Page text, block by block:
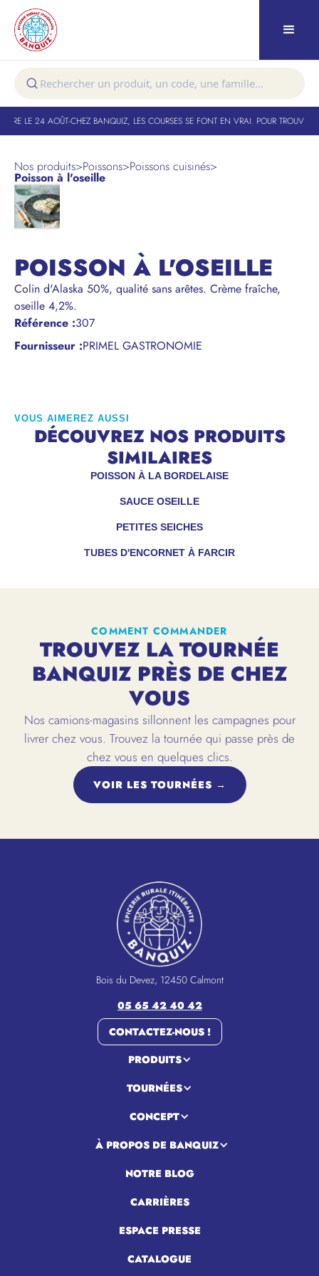
LE 24 AOÛT-CHEZ BANQUIZ, LES COURSES SE FONT EN VRAI. POUR TROUVER
Nos produits>Poissons>Poissons cuisinés>
Poisson à l'oseille
POISSON À L'OSEILLE
Colin d'Alaska 50%, qualité sans arêtes. Crème fraîche,
oseille 4,2%.
Référence :307
Fournisseur :PRIMEL GASTRONOMIE
VOUS AIMEREZ AUSSI
DÉCOUVREZ NOS PRODUITS
SIMILAIRES
PETITES SEICHES
TUBES D'ENCORNET À FARCIR
POISSON À LA BORDELAISE
SAUCE OSEILLE
COMMENT COMMANDER
TROUVEZ LA TOURNÉE
BANQUIZ PRÈS DE CHEZ
VOUS
Nos camions-magasins sillonnent les campagnes pour
livrer chez vous. Trouvez la tournée qui passe près de
chez vous en quelques clics.
VOIR LES TOURNÉES →
Bois du Devez, 12450 Calmont
05 65 42 40 42
CONTACTEZ-NOUS !
PRODUITS
TOURNÉES
CONCEPT
À PROPOS DE BANQUIZ
NOTRE BLOG
CARRIÈRES
ESPACE PRESSE
CATALOGUE